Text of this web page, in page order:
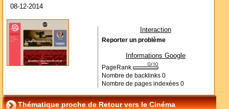
08-12-2014
Interaction
Reporter un problème
Informations Google
PageRank
Nombre de backlinks 0
Nombre de pages indexées 0
Thématique proche de Retour vers le Cinéma